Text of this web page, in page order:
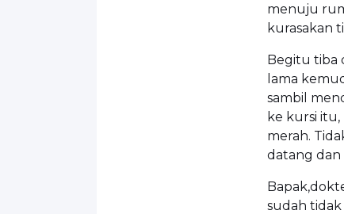
menuju
kurasakan
Begitu tiba
lama
sambil
ke kursi
merah.
datang dan
sudah tidak